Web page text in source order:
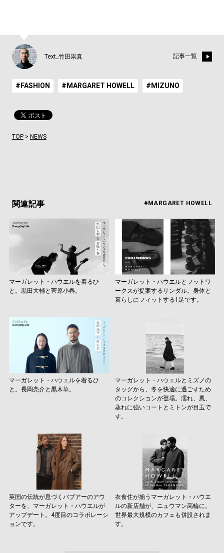
Text_竹田崇真 記事一覧
#FASHION #MARGARET HOWELL #MIZUNO
TOP> NEWS
関連記事 #MARGARET HOWELL
マーガレット・ハウエルを着るひ
と。黒田大輔と菅原小春。
マーガレット・ハウエルとフットワ
ークスが提案するサンダル。身体と
暮らしにフィットする1足です。
マーガレット・ハウエルを着るひ
と。長岡亮介と黒木華。
マーガレット・ハウエルとミズノの
タッグから、冬を快適に過ごすため
のコレクションが登場。濡れ、風、
蒸れに強いコートとミトンが目玉で
す。
英国の伝統が息づくバブアーのアウ
ターを、マーガレット・ハウエルが
アップデート。4度目のコラボレーシ
ョンです。
衣食住が揃うマーガレット・ハウエ
ルの新店舗が、ニュウマン高輪に。
世界最大規模のカフェも併設されま
す。